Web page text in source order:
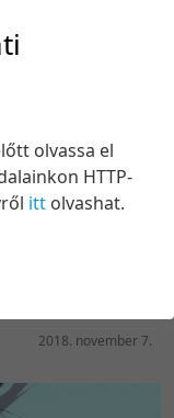
30:32
2018. november 7.
olvassa el
HTTP-
itt olvashat.